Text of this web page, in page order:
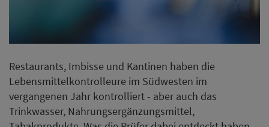
Restaurants, Imbisse und Kantinen haben die
Lebensmittelkontrolleure im Südwesten im
vergangenen Jahr kontrolliert - aber auch das
Trinkwasser, Nahrungsergänzungsmittel,